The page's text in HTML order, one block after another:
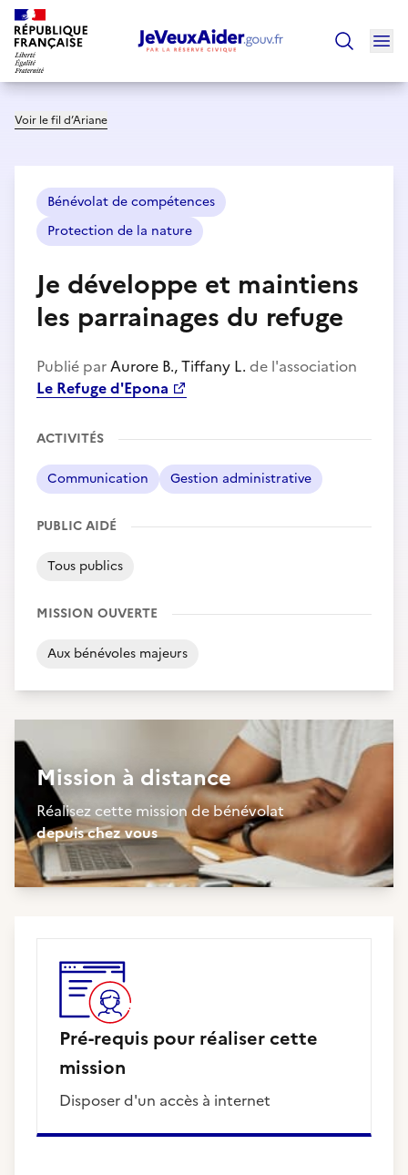
Voir le fil d’Ariane
Bénévolat de compétences
Protection de la nature
Je développe et maintiens
les parrainages du refuge
Publié parAurore B., Tiffany L. de l'association
Le Refuge d'Epona
ACTIVITÉS
Communication Gestion administrative
PUBLIC AIDÉ
Tous publics
MISSION OUVERTE
Aux bénévoles majeurs
Mission à distance
Réalisez cette mission de bénévolat
depuis chez vous
Pré-requis pour réaliser cette
mission
Disposer d'un accès à internet